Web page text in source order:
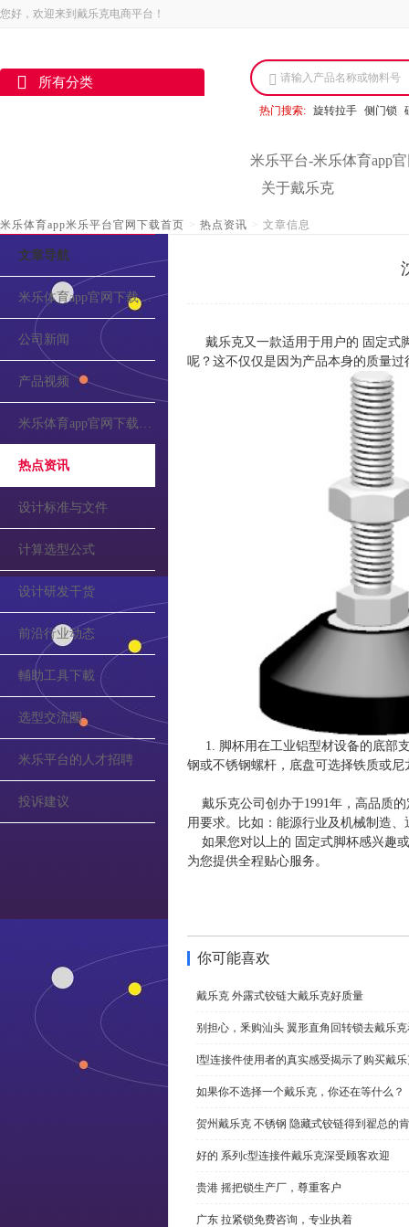
您好，欢迎来到戴乐克电商平台！
所有分类 请输入产品名称或物料号
热门搜索: 旋转拉手 侧门锁
米乐平台-米乐体育app
关于戴乐克
米乐体育app米乐平台官网下载首页 > 热点资讯 > 文章信息
文章导航
米乐体育app官网下载的介绍
公司新闻
产品视频
米乐体育app官网下载的公告
热点资讯
设计标准与文件
计算选型公式
设计研发干货
前沿行业动态
輔助工具下載
选型交流圈
米乐平台的人才招聘
投诉建议
戴乐克又一款适用于用户的 固定式
呢？这不仅仅是因为产品本身的质量
1. 脚杯用在工业铝型材设备的底部
钢或不锈钢螺杆，底盘可选择铁质或尼
戴乐克公司创办于1991年，高品质
用要求。比如：能源行业及机械制造
如果您对以上的 固定式脚杯感兴趣
为您提供全程贴心服务。
你可能喜欢
戴乐克 外露式铰链大戴乐克好质量
别担心，釆购汕头 翼形直角回转锁去戴乐
l型连接件使用者的真实感受揭示了购买戴
如果你不选择一个戴乐克，你还在等什么？
贺州戴乐克 不锈钢 隐藏式铰链得到翟总的
好的 系列c型连接件戴乐克深受顾客欢迎
贵港 摇把锁生产厂，尊重客户
广东 拉紧锁免费咨询，专业执着